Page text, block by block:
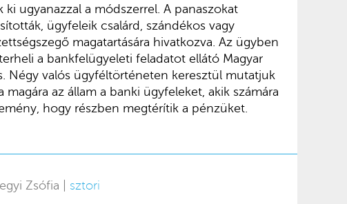
ki ugyanazzal a módszerrel. A panaszokat
ügyfeleik csalárd, szándékos vagy
magatartására hivatkozva. Az ügyben
a bankfelügyeleti feladatot ellátó Magyar
Négy valós ügyféltörténeten keresztül mutatjuk
magára az állam a banki ügyfeleket, akik számára
hogy részben megtérítik a pénzüket.
Zsófia | sztori